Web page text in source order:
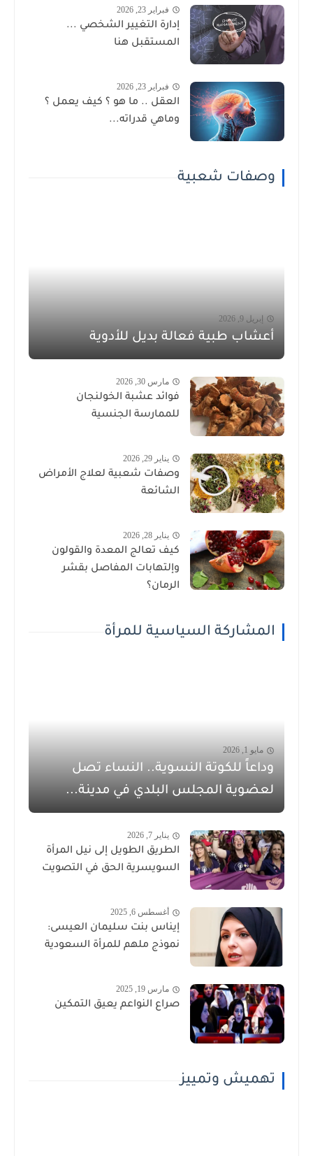
فبراير 23, 2026
إدارة التغيير الشخصي ...
المستقبل هنا
فبراير 23, 2026
العقل .. ما هو ؟ كيف يعمل ؟
وماهي قدراته...
وصفات شعبية
إبريل 9, 2026
أعشاب طبية فعالة بديل للأدوية
مارس 30, 2026
فوائد عشبة الخولنجان
للممارسة الجنسية
يناير 29, 2026
وصفات شعبية لعلاج الأمراض
الشائعة
يناير 28, 2026
كيف تعالج المعدة والقولون
وإلتهابات المفاصل بقشر
الرمان؟
المشاركة السياسية للمرأة
مايو 1, 2026
وداعاً للكوتة النسوية.. النساء تصل
لعضوية المجلس البلدي في مدينة...
يناير 7, 2026
الطريق الطويل إلى نيل المرأة
السويسرية الحق في التصويت
أغسطس 6, 2025
إيناس بنت سليمان العيسى:
نموذج ملهم للمرأة السعودية
مارس 19, 2025
صراع النواعم يعيق التمكين
تهميش وتمييز